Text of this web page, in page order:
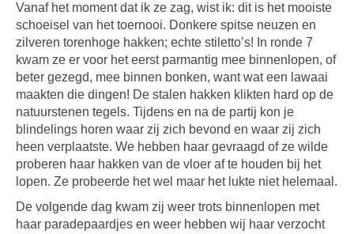
Vanaf het moment dat ik ze zag, wist ik: dit is het mooiste
schoeisel van het toernooi. Donkere spitse neuzen en
zilveren torenhoge hakken; echte stiletto’s! In ronde 7
kwam ze er voor het eerst parmantig mee binnenlopen, of
beter gezegd, mee binnen bonken, want wat een lawaai
maakten die dingen! De stalen hakken klikten hard op de
natuurstenen tegels. Tijdens en na de partij kon je
blindelings horen waar zij zich bevond en waar zij zich
heen verplaatste. We hebben haar gevraagd of ze wilde
proberen haar hakken van de vloer af te houden bij het
lopen. Ze probeerde het wel maar het lukte niet helemaal.
De volgende dag kwam zij weer trots binnenlopen met
haar paradepaardjes en weer hebben wij haar verzocht